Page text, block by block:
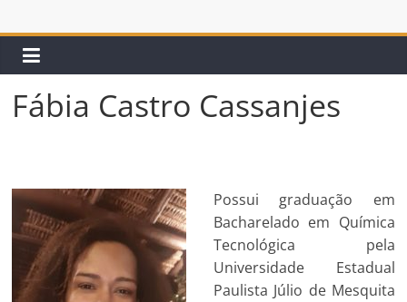
Fábia Castro Cassanjes
Possui graduação em
Bacharelado em Química
Tecnológica pela
Universidade Estadual
Paulista Júlio de Mesquita